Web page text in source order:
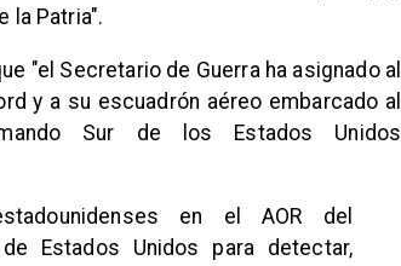
la Patria".
"el Secretario de Guerra ha asignado al
y a su escuadrón aéreo embarcado al
Sur de los Estados Unidos
en el AOR del
Estados Unidos para detectar,